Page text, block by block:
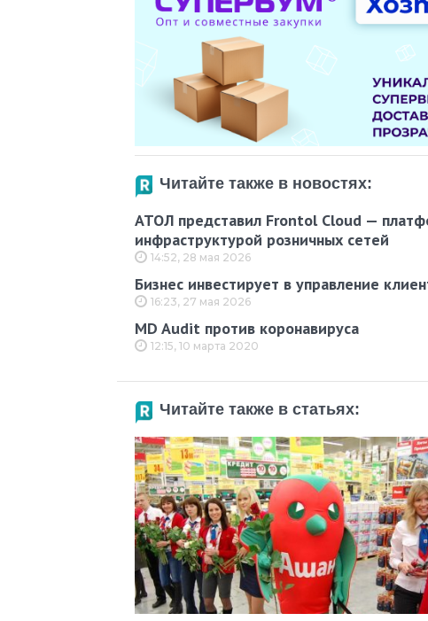
Читайте также в новостях:
АТОЛ представил Frontol Cloud —
инфраструктурой розничных сетей
14:52, 28 мая 2026
Бизнес инвестирует в управление
16:23, 27 мая 2026
MD Audit против коронавируса
12:15, 10 марта 2020
Читайте также в статьях: